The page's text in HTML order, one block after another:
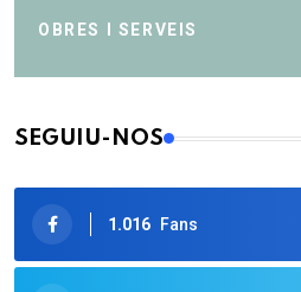
OBRES I SERVEIS
SEGUIU-NOS
1.016 Fans